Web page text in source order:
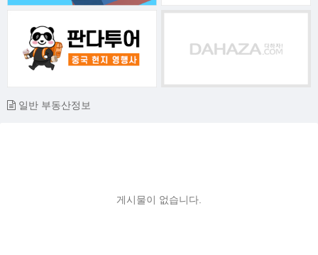
일반 부동산정보
게시물이 없습니다.